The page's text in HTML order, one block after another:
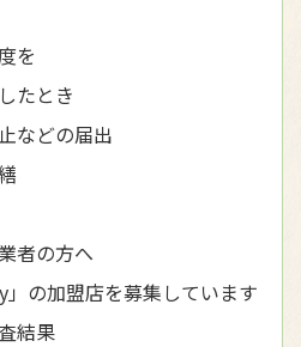
を
たとき
などの届出
者の方へ
」の加盟店を募集しています
結果